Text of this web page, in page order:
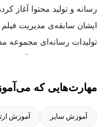
رسانه و تولید محتوا آغاز
ایشان سابقه‌ی مدیریت
تولیدات رسانه‌ای
فعالیت‌های ایشان می‌توان
مهارت‌هایی که
آموزش سایر آموزش